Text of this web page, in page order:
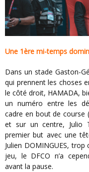
Une 1ère mi-temps
Dans un stade Gaston-Gérard en ébullition, ce sont les Dijonnais
qui prennent les choses
le côté droit, HAMADA,
un numéro entre les
cadre en bout de course
et sur un centre, Julio
premier but avec une
Julien DOMINGUES,
jeu, le DFCO n’a
avant la pause.